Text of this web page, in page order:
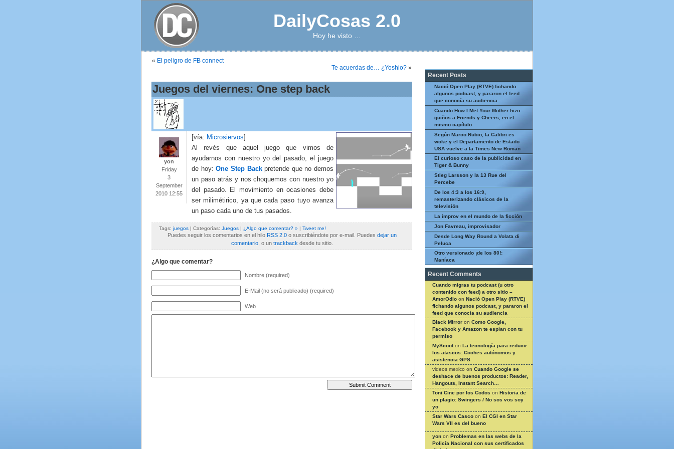
DailyCosas 2.0
Hoy he visto …
« El peligro de FB connect
Te acuerdas de… ¿Yoshio? »
Juegos del viernes: One step back
yon
Friday
3
September
2010 12:55
[vía: Microsiervos]
Al revés que aquel juego que vimos de
ayudarnos con nuestro yo del pasado, el juego
de hoy:One Step Backpretende que no demos
un paso atrás y nos choquemos con nuestro yo
del pasado. El movimiento en ocasiones debe
ser milimétirico, ya que cada paso tuyo avanza
un paso cada uno de tus pasados.
Tags: juegos | Categorías: Juegos | ¿Algo que comentar? » | Tweet me!
Puedes seguir los comentarios en el hilo RSS 2.0o suscribiéndote por e-mail. Puedes dejar un
comentario, o un trackback desde tu sitio.
¿Algo que comentar?
Nombre (required)
E-Mail (no será publicado) (required)
Web
Recent Posts
Nació Open Play (RTVE) fichando
algunos podcast, y pararon el feed
que conocía su audiencia
Cuando How I Met Your Mother hizo
guiños a Friends y Cheers, en el
mismo capítulo
Según Marco Rubio, la Calibri es
woke y el Departamento de Estado
USA vuelve a la Times New Roman
El curioso caso de la publicidad en
Tiger & Bunny
Stieg Larsson y la 13 Rue del
Percebe
De los 4:3 a los 16:9,
remasterizando clásicos de la
televisión
La improv en el mundo de la ficción
Jon Favreau, improvisador
Desde Long Way Round a Volata di
Peluca
Otro versionado ¡de los 80!:
Maníaca
Recent Comments
Cuando migras tu podcast (u otro
contenido con feed) a otro sitio –
AmorOdio on Nació Open Play (RTVE)
fichando algunos podcast, y pararon el
feed que conocía su audiencia
Black Mirror on Como Google,
Facebook y Amazon te espían con tu
permiso
MyScooton La tecnología para reducir
los atascos: Coches autónomos y
asistencia GPS
videos mexico on Cuando Google se
deshace de buenos productos: Reader,
Hangouts, Instant Search…
Toni Cine por los Codos on Historia de
un plagio: Swingers / No sos vos soy
yo
Star Wars Casco on El CGI en Star
Wars VII es del bueno
yon on Problemas en las webs de la
Policía Nacional con sus certificados